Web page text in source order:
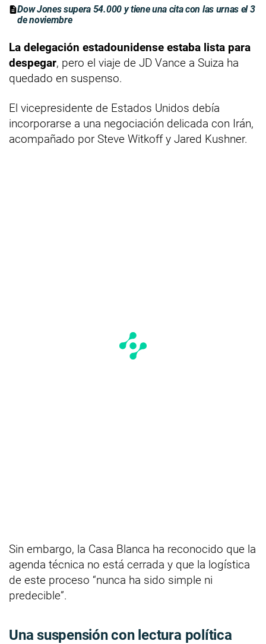
Dow Jones supera 54.000 y tiene una cita con las urnas el 3
de noviembre
La delegación estadounidense estaba lista para
despegar, pero el viaje de JD Vance a Suiza ha
quedado en suspenso.
El vicepresidente de Estados Unidos debía
incorporarse a una negociación delicada con Irán,
acompañado por Steve Witkoff y Jared Kushner.
Sin embargo, la Casa Blanca ha reconocido que la
agenda técnica no está cerrada y que la logística
de este proceso “nunca ha sido simple ni
predecible”.
Una suspensión con lectura política